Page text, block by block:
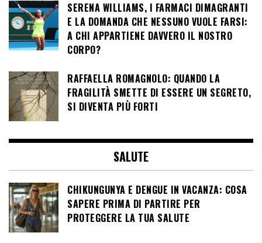
SERENA WILLIAMS, I FARMACI DIMAGRANTI
E LA DOMANDA CHE NESSUNO VUOLE FARSI:
A CHI APPARTIENE DAVVERO IL NOSTRO
CORPO?
RAFFAELLA ROMAGNOLO: QUANDO LA
FRAGILITÀ SMETTE DI ESSERE UN SEGRETO,
SI DIVENTA PIÙ FORTI
SALUTE
CHIKUNGUNYA E DENGUE IN VACANZA: COSA
SAPERE PRIMA DI PARTIRE PER
PROTEGGERE LA TUA SALUTE